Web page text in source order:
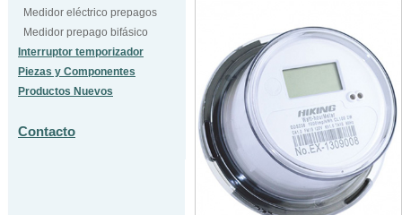
Medidor eléctrico prepagos
Medidor prepago bifásico
Interruptor temporizador
Piezas y Componentes
Productos Nuevos
Contacto